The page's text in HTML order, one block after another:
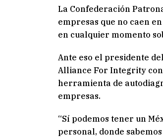
La Confederación
empresas que no caen
en cualquier momento
Ante eso el presidente
Alliance For Integrity
herramienta de
empresas.
“Sí podemos tener un
personal, donde